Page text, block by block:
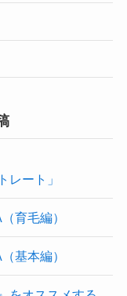
レート」
育毛編）
基本編）